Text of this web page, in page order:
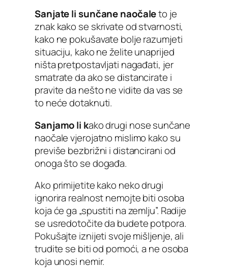
Sanjate li sunčane naočaleto je
znak kako se skrivate od stvarnosti,
kako ne pokušavate bolje razumjeti
situaciju, kako ne želite unaprijed
ništa pretpostavljati nagađati, jer
smatrate da ako se distancirate i
pravite da nešto ne vidite da vas se
to neće dotaknuti.
Sanjamo li kako drugi nose sunčane
naočale vjerojatno mislimo kako su
previše bezbrižni i distancirani od
onoga što se događa.
Ako primijetite kako neko drugi
ignorira realnost nemojte biti osoba
koja će ga „spustiti na zemlju”. Radije
se usredotočite da budete potpora.
Pokušajte iznijeti svoje mišljenje, ali
trudite se biti od pomoći, a ne osoba
koja unosi nemir.